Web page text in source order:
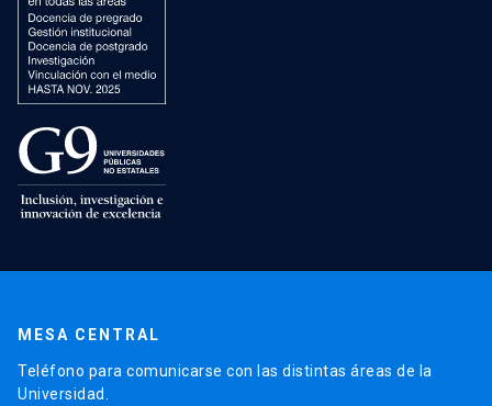
MESA CENTRAL
Teléfono para comunicarse con las distintas áreas de la
Universidad.